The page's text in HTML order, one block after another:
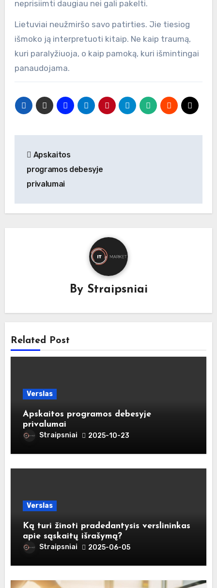
neprisiimti daugiau nei gali pakelti.
Lietuviai neužmiršo savo patirties. Jie tiesiog
išmoko ją interpretuoti kitaip. Ne kaip traumą,
kuri paralyžiuoja, o kaip pamoką, kuri išmintingai
panaudojama.
tarp
įrašų
Apskaitos
programos debesyje
privalumai
By Straipsniai
Related Post
Verslas
Apskaitos programos debesyje
privalumai
Straipsniai 2025-10-23
Verslas
Ką turi žinoti pradedantysis verslininkas
apie sąskaitų išrašymą?
Straipsniai 2025-06-05